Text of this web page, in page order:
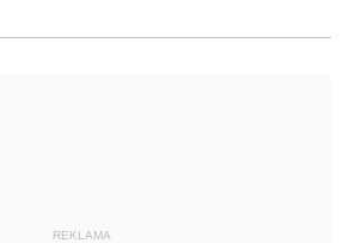
REKLAMA